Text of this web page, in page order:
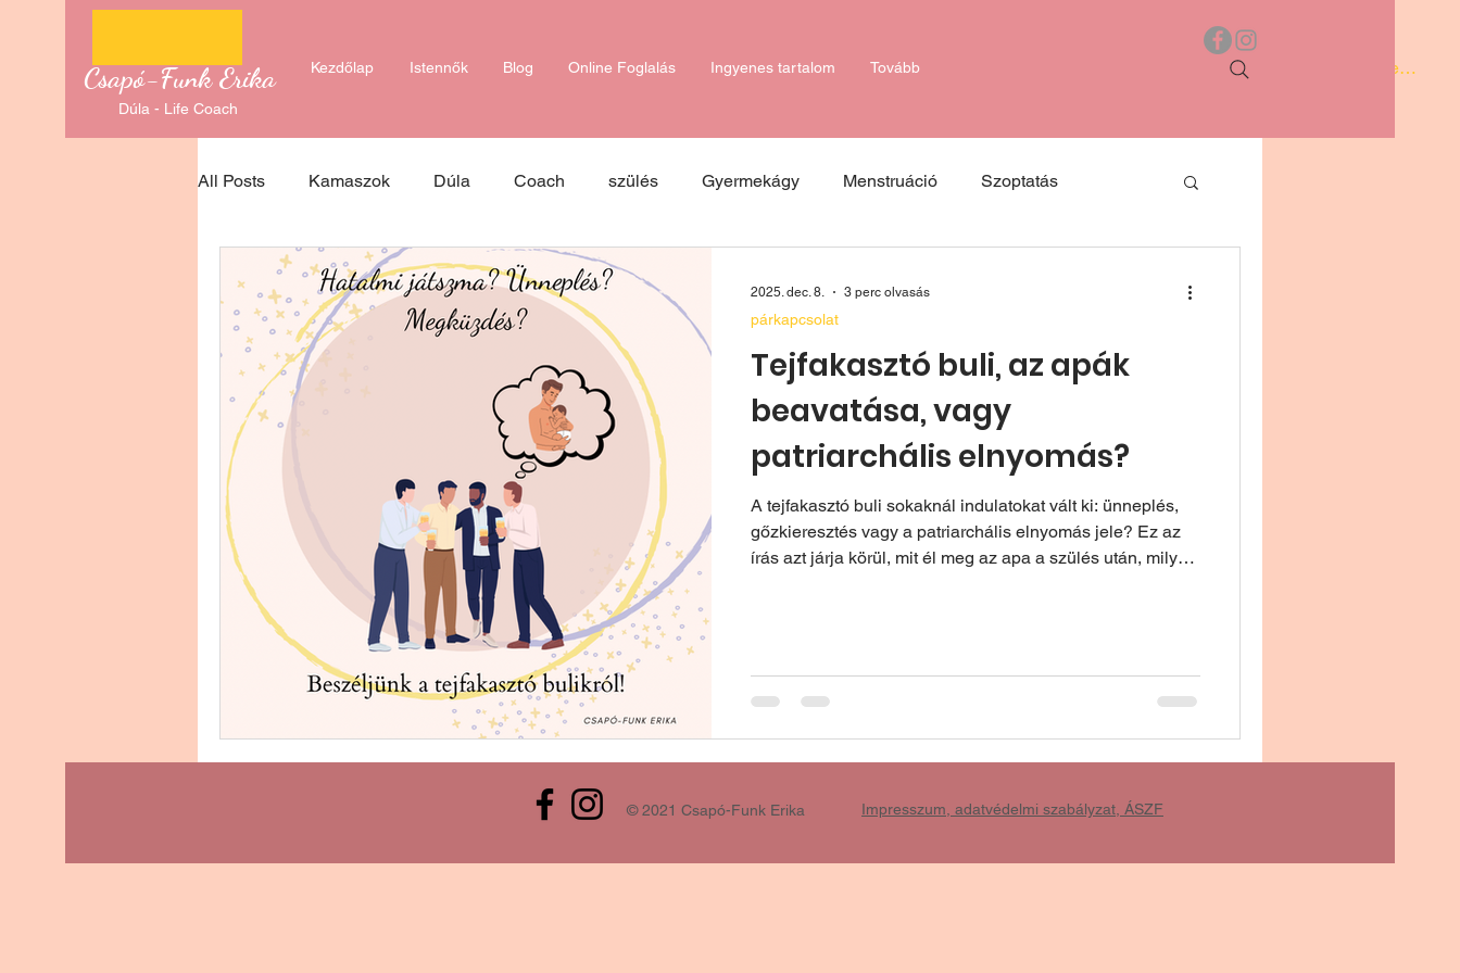
Csapó-Funk Erika
Dúla - Life Coach
Kezdőlap Istennők Blog Online Foglalás Ingyenes tartalom Tovább
All Posts Kamaszok Dúla Coach szülés Gyermekágy Menstruáció Szoptatás
Istennők anyaság fogamzásgátlás alvástréning
alvás, együttalvás önismeret
Tejfakasztó buli, az apák
beavatása, vagy
patriarchális elnyomás?
A tejfakasztó buli sokaknál indulatokat vált ki: ünneplés,
gőzkieresztés vagy a patriarchális elnyomás jele? Ez az
írás azt járja körül, mit él meg az apa a szülés után, milyen
párkapcsolat
2025. dec. 8. 3 perc olvasás
© 2021 Csapó-Funk Erika Impresszum, adatvédelmi szabályzat, ÁSZF